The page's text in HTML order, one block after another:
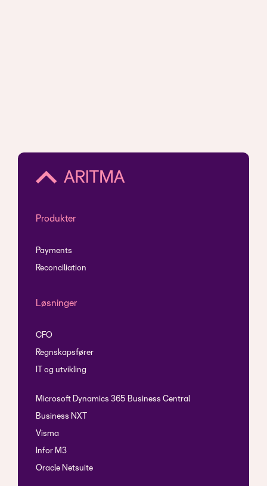
Produkter
Payments
Reconciliation
Løsninger
CFO
Regnskapsfører
IT og utvikling
Microsoft Dynamics 365 Business Central
Business NXT
Visma
Infor M3
Oracle Netsuite